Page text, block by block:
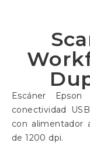
Escáner
conectividad
con alimentador
de 1200 dpi.